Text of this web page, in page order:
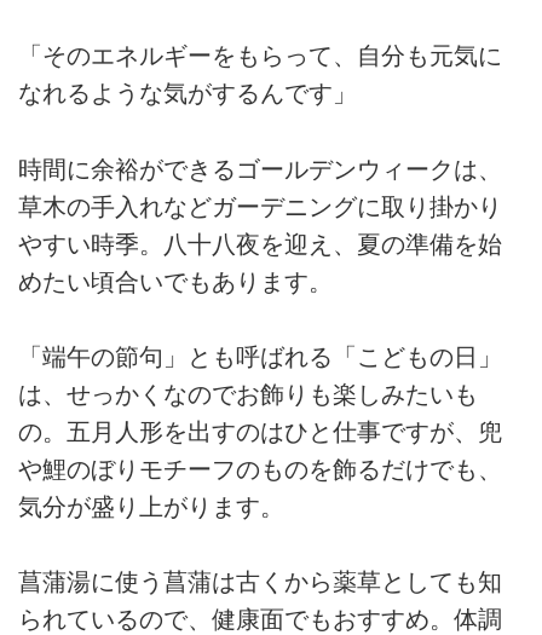
「そのエネルギーをもらって、自分も元気に
なれるような気がするんです」
時間に余裕ができるゴールデンウィークは、
草木の手入れなどガーデニングに取り掛かり
やすい時季。八十八夜を迎え、夏の準備を始
めたい頃合いでもあります。
「端午の節句」とも呼ばれる「こどもの日」
は、せっかくなのでお飾りも楽しみたいも
の。五月人形を出すのはひと仕事ですが、兜
や鯉のぼりモチーフのものを飾るだけでも、
気分が盛り上がります。
菖蒲湯に使う菖蒲は古くから薬草としても知
られているので、健康面でもおすすめ。体調